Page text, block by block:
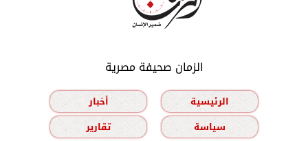
الزمان صحيفة مصرية
الرئيسية
أخبار
سياسة
تقارير